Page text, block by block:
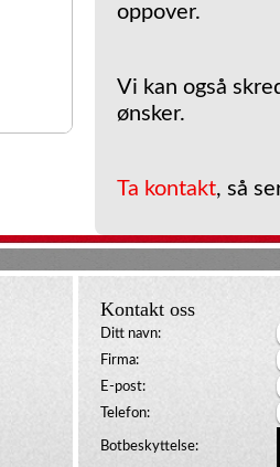
oppover.
Vi kan også
ønsker.
Ta kontakt, så
Kontakt oss
Ditt navn:
Firma:
E-post:
Telefon:
Botbeskyttelse: